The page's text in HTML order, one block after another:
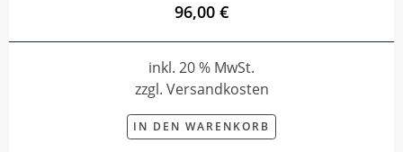
96,00 €
inkl. 20 % MwSt.
zzgl. Versandkosten
IN DEN WARENKORB